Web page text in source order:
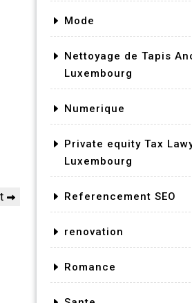
Mode
Nettoyage de Tapis
Luxembourg
Numerique
Private equity Tax
Luxembourg
Referencement SEO
renovation
Romance